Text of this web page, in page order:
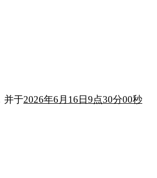
并于2026年6月16日9点30分00秒